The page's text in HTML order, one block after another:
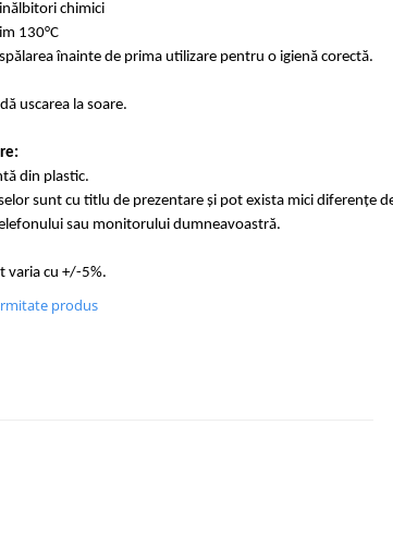
chimici
130°C
înainte de prima utilizare pentru o igienă corectă.
uscarea la soare.
din plastic.
sunt cu titlu de prezentare și pot exista mici diferențe
sau monitorului dumneavoastră.
varia cu +/-5%.
produs